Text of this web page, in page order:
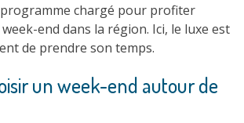
programme chargé pour profiter
end dans la région. Ici, le luxe est
de prendre son temps.
un week-end autour de